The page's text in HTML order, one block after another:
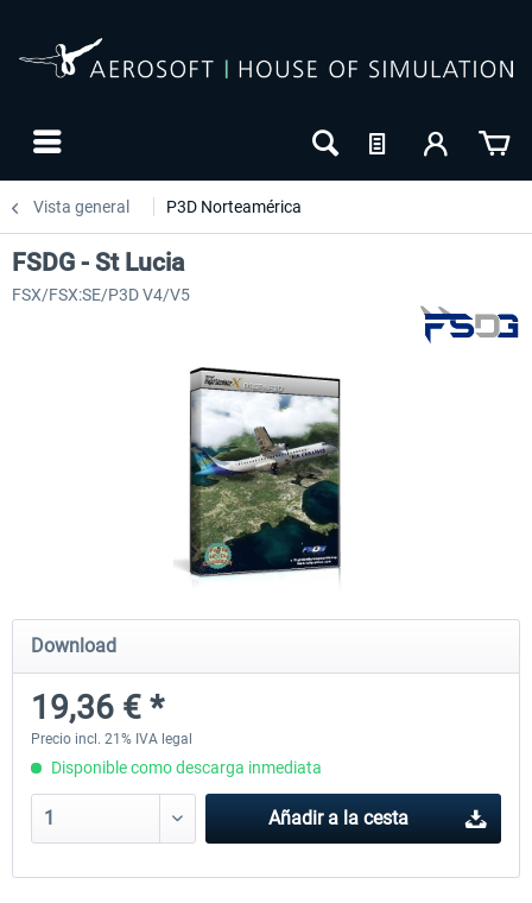
Vista general P3D Norteamérica
PILOT'S - FS Global Ultimate 2024
84,69 € *
US Cities X - Chicago
FSDG - St Lucia
FSX/FSX:SE/P3D V4/V5
Download
19,36 € *
Precio incl. 21% IVA legal
Disponible como descarga inmediata
Añadir a la cesta